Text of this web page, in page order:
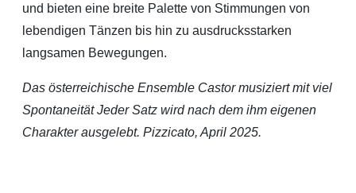
und bieten eine breite Palette von Stimmungen von
lebendigen Tänzen bis hin zu ausdrucksstarken
langsamen Bewegungen.
Dasösterreichische Ensemble Castor musiziert mit viel
Spontaneität Jeder Satz wird nach dem ihm eigenen
Charakter ausgelebt.Pizzicato, April 2025.